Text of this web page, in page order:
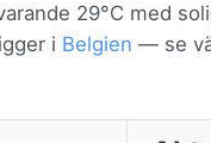
29°C med
i Belgien — se